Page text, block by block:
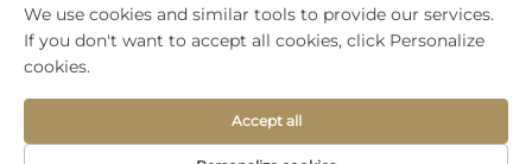
Copyright © 2026 선전 중대 컴포지트스 유한회사. 모든 권리
보유.
개인정보 보호정책
맨 위로 스크롤
We use cookies and similar tools to provide our services.
If you don't want to accept all cookies, click Personalize
cookies.
Accept all